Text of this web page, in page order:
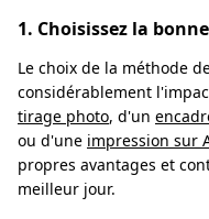
1. Choisissez la
Le choix de la méthode
considérablement
tirage photo, d'un
ou d'une impression sur
propres avantages et
meilleur jour.